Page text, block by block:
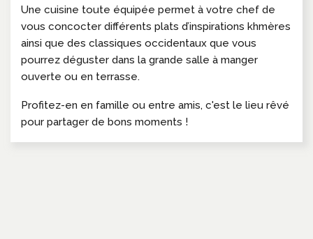
Une cuisine toute équipée permet à votre chef de
vous concocter différents plats d’inspirations khmères
ainsi que des classiques occidentaux que vous
pourrez déguster dans la grande salle à manger
ouverte ou en terrasse.
Profitez-en en famille ou entre amis, c'est le lieu rêvé
pour partager de bons moments !